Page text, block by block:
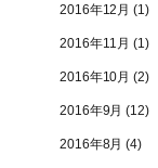
2016年12月 (1)
2016年11月 (1)
2016年10月 (2)
2016年9月 (12)
2016年8月 (4)